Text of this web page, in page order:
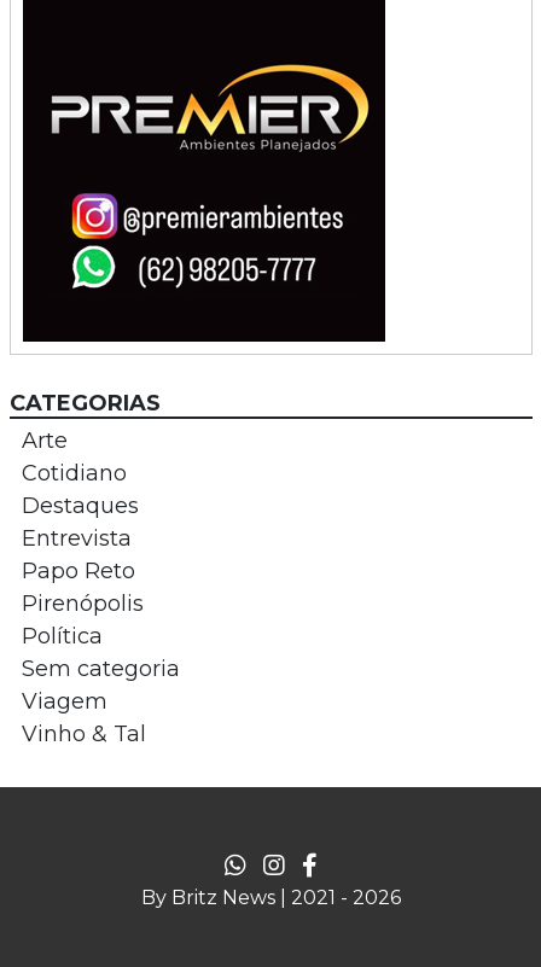
CATEGORIAS
Arte
Cotidiano
Destaques
Entrevista
Papo Reto
Pirenópolis
Política
Sem categoria
Viagem
Vinho & Tal
By Britz News | 2021 - 2026